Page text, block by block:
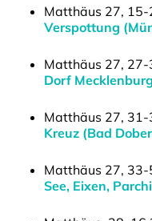
Matthäus 27, 15-
Verspottung
Matthäus 27, 27-
Dorf
Matthäus 27, 31-
Kreuz (Bad
Matthäus 27, 33-
See, Eixen,